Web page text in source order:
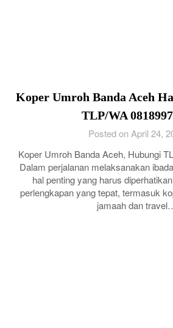
Koper Umroh Banda Aceh
TLP/WA
Posted on April 24,
Koper Umroh Banda Aceh, Hubungi
Dalam perjalanan melaksanakan
hal penting yang harus
perlengkapan yang tepat, termasuk
jamaah dan